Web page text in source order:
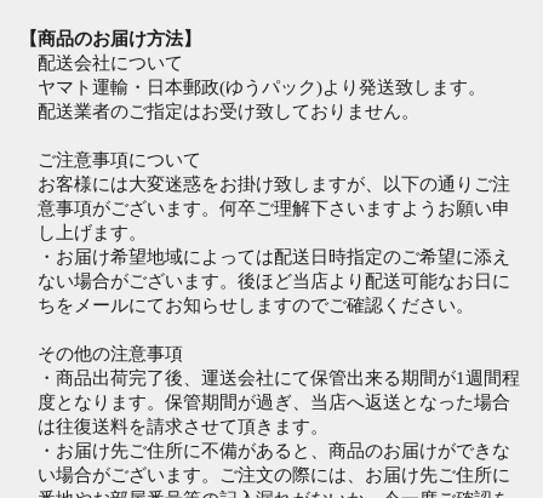
【商品のお届け方法】
配送会社について
ヤマト運輸・日本郵政(ゆうパック)より発送致します。
配送業者のご指定はお受け致しておりません。
ご注意事項について
お客様には大変迷惑をお掛け致しますが、以下の通りご注
意事項がございます。何卒ご理解下さいますようお願い申
し上げます。
・お届け希望地域によっては配送日時指定のご希望に添え
ない場合がございます。後ほど当店より配送可能なお日に
ちをメールにてお知らせしますのでご確認ください。
その他の注意事項
・商品出荷完了後、運送会社にて保管出来る期間が1週間程
度となります。保管期間が過ぎ、当店へ返送となった場合
は往復送料を請求させて頂きます。
・お届け先ご住所に不備があると、商品のお届けができな
い場合がございます。ご注文の際には、お届け先ご住所に